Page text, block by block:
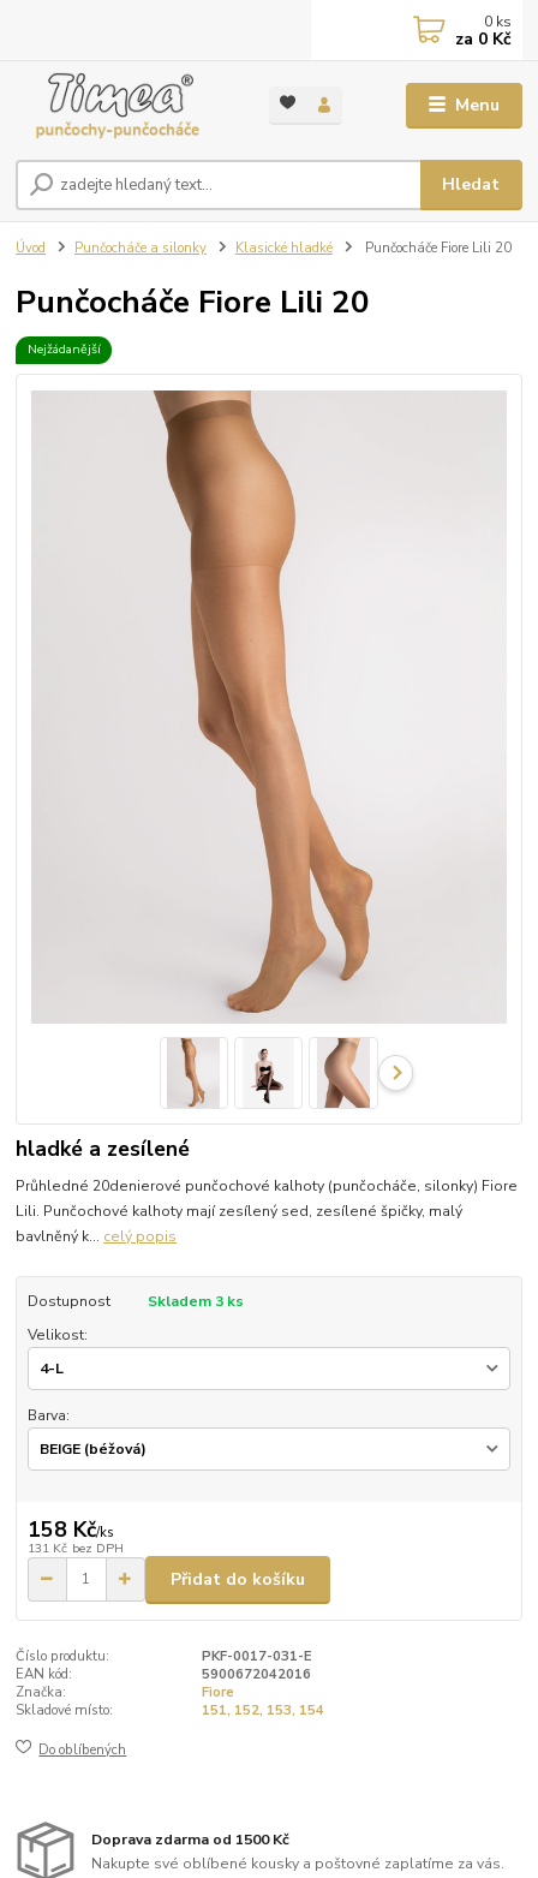
Menu
Hledat
0 ks
za 0 Kč
Úvod Punčocháče a silonky Klasické hladké Punčocháče Fiore Lili 20
Punčocháče Fiore Lili 20
Nejžádanější
hladké a zesílené
Průhledné 20denierové punčochové kalhoty (punčocháče, silonky) Fiore
Lili. Punčochové kalhoty mají zesílený sed, zesílené špičky, malý
bavlněný k... celý popis
Dostupnost
Skladem 3 ks
Velikost:
Barva:
158 Kč/ks
131 Kč bez DPH
Přidat do košíku
Číslo produktu:
PKF-0017-031-E
EAN kód:
5900672042016
Značka:
Fiore
Skladové místo:
151, 152, 153, 154
Do oblíbených
Doprava zdarma od 1500 Kč
Nakupte své oblíbené kousky a poštovné zaplatíme za vás.